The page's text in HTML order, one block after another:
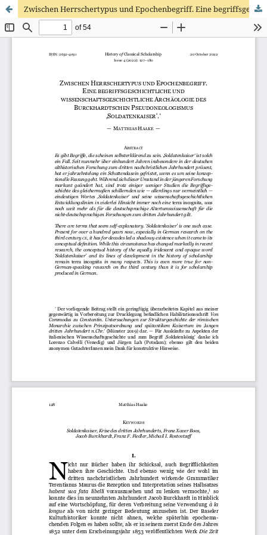
Zwischen Herrschertypus und Epochenbegriff. Eine begriffsgeschichtliche und wissenschaftsgeschichtliche Archäologie des Burckhardtschen Pseudoneologismus ‚Soldatenkaiser‘.